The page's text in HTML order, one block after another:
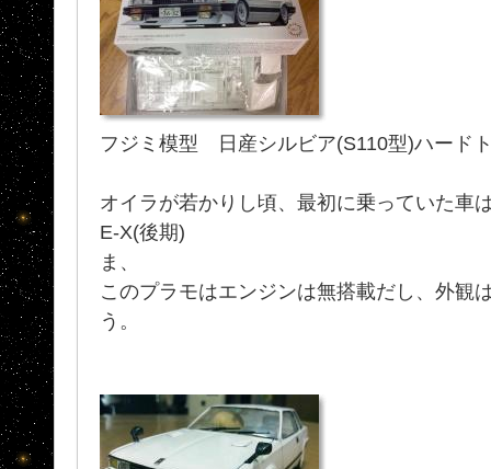
フジミ模型 日産シルビア(S110型)ハード
オイラが若かりし頃、最初に乗っていた車
E-X(後期)
ま、
このプラモはエンジンは無搭載だし、外観
う。